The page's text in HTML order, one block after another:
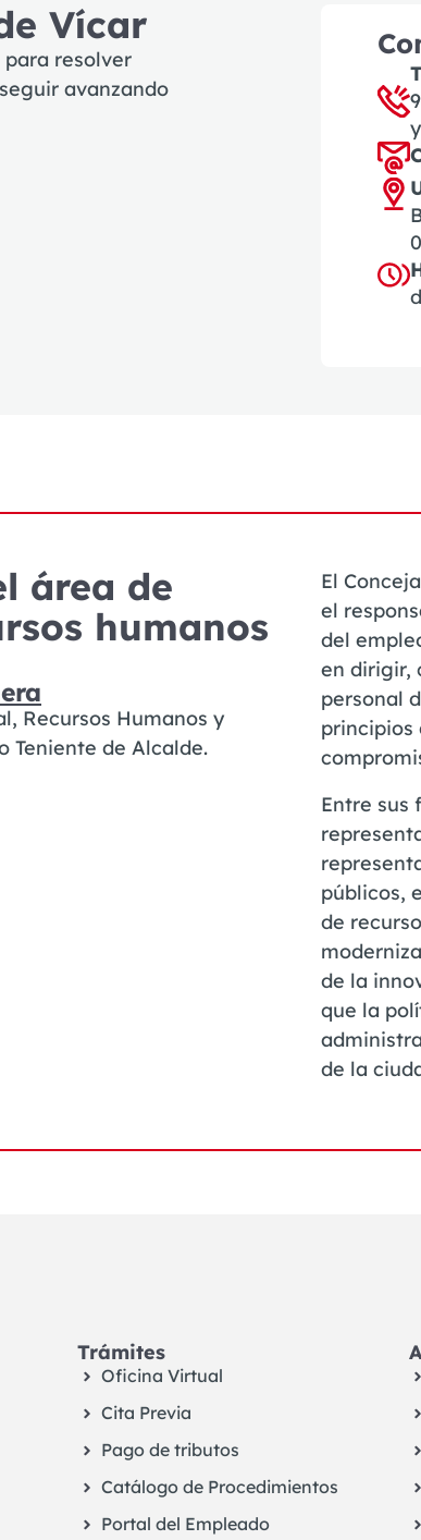
Vícar
para resolver
avanzando
área de
humanos
Recursos Humanos y
Teniente de Alcalde.
El
el
del
en dirigir,
personal
principios
Entre sus
públicos,
de
de la
que la
de la
Trámites
Oficina Virtual
Cita Previa
Pago de tributos
Catálogo de Procedimientos
Portal del Empleado